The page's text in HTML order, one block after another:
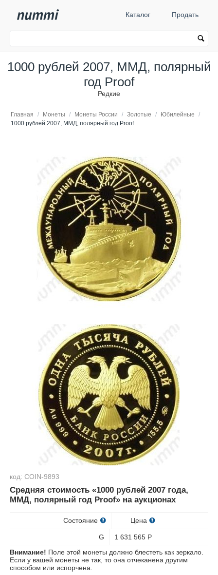
Каталог Продать
1000 рублей 2007, ММД, полярный
год Proof
Редкие
Главная / Монеты / Монеты России / Золотые / Юбилейные
/
1000 рублей 2007, ММД, полярный год Proof
код: COIN-9893
Средняя стоимость «1000 рублей 2007 года,
ММД, полярный год Proof» на аукционах
Состояние Цена
G 1 631 565 Р
Внимание! Поле этой монеты должно блестеть как зеркало.
Если у вашей монеты не так, то она отчеканена другим
способом или испорчена.